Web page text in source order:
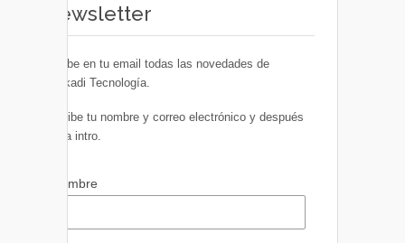
Newsletter
Recibe en tu email todas las novedades de
Euskadi Tecnología.
Escribe tu nombre y correo electrónico y después
pulsa intro.
Nombre